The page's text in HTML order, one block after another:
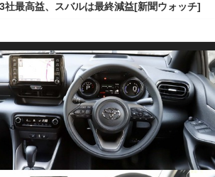
社最高益、スバルは最終減益[新聞ウォッチ]